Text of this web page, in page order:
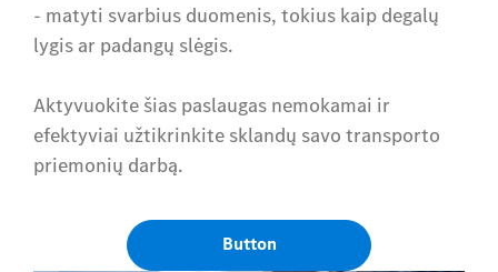
- matyti svarbius duomenis, tokius kaip degalų
lygis ar padangų slėgis.
Aktyvuokite šias paslaugas nemokamai ir
efektyviai užtikrinkite sklandų savo transporto
priemonių darbą.
Button